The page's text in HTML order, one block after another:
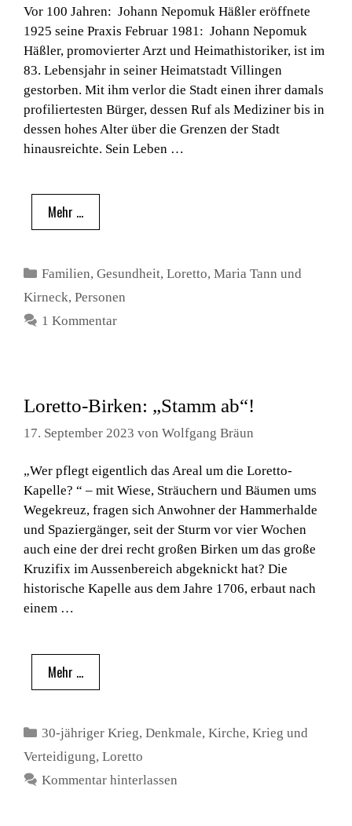
Vor 100 Jahren: Johann Nepomuk Häßler eröffnete
1925 seine Praxis Februar 1981: Johann Nepomuk
Häßler, promovierter Arzt und Heimathistoriker, ist im
83. Lebensjahr in seiner Heimatstadt Villingen
gestorben. Mit ihm verlor die Stadt einen ihrer damals
profiliertesten Bürger, dessen Ruf als Mediziner bis in
dessen hohes Alter über die Grenzen der Stadt
hinausreichte. Sein Leben …
Mehr …
Kategorien
Familien,Gesundheit,Loretto,Maria Tann und
Kirneck, Personen
1 Kommentar
Loretto-Birken: „Stamm ab“!
17. September 2023 von Wolfgang Bräun
„Wer pflegt eigentlich das Areal um die Loretto-
Kapelle? “ – mit Wiese, Sträuchern und Bäumen ums
Wegekreuz, fragen sich Anwohner der Hammerhalde
und Spaziergänger, seit der Sturm vor vier Wochen
auch eine der drei recht großen Birken um das große
Kruzifix im Aussenbereich abgeknickt hat? Die
historische Kapelle aus dem Jahre 1706, erbaut nach
einem …
Mehr …
Kategorien
30-jähriger Krieg,Denkmale,Kirche,Krieg und
Verteidigung, Loretto
Kommentar hinterlassen